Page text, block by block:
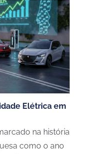
Elétrica em
na história
como o ano